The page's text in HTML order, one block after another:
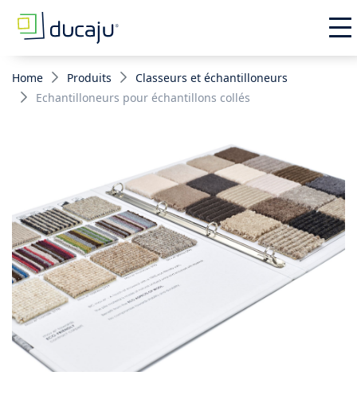
Home Produits
Classeurs et échantilloneurs
Echantilloneurs pour échantillons collés